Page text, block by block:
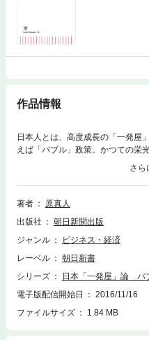
作品情報
日本人とは、高度成長の「一発
えば「バブル」政策。かつての栄
びと「新たな一発」に賭ける姿と
な世界経済。このいやな予感の先
著者
原真人
出版社
朝日新聞出版
ジャンル
ビジネス・経済
レーベル
朝日新書
シリーズ
日本「一発屋」論 バ
電子版配信開始日
2016/11/16
ファイルサイズ
1.84 MB